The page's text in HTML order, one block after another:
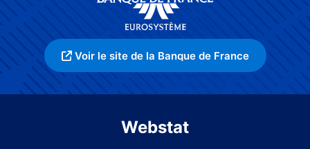
Voir le site de la Banque de France
Webstat